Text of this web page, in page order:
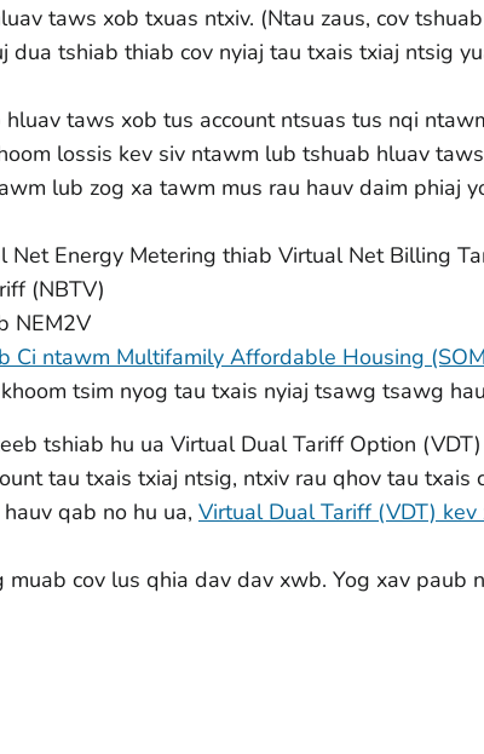
taws xob txuas ntxiv. (Ntau zaus, cov
tshiab thiab cov nyiaj tau txais txiaj ntsig
taws xob tus account ntsuas tus nqi
lossis kev siv ntawm lub tshuab hluav
lub zog xa tawm mus rau hauv daim phiaj
Net Energy Metering thiab Virtual Net Billing
(NBTV)
NEM2V
Ci ntawm Multifamily Affordable Housing
tsim nyog tau txais nyiaj tsawg tsawg
tshiab hu ua Virtual Dual Tariff Option
tau txais txiaj ntsig, ntxiv rau qhov tau
qab no hu ua, Virtual Dual Tariff (VDT) kev
cov lus qhia dav dav xwb. Yog xav paub